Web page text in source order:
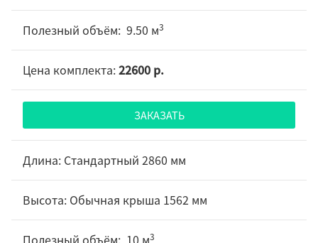
9.50 м3
22600 р.
ЗАКАЗАТЬ
Стандартный 2860 мм
Обычная крыша 1562 мм
10 м3